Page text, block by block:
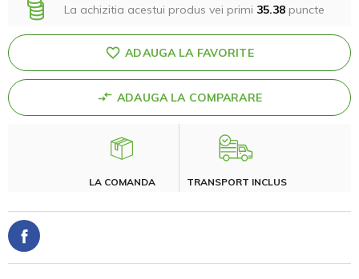
La achizitia acestui produs vei primi 35.38 puncte
ADAUGA LA FAVORITE
ADAUGA LA COMPARARE
LA COMANDA TRANSPORT INCLUS